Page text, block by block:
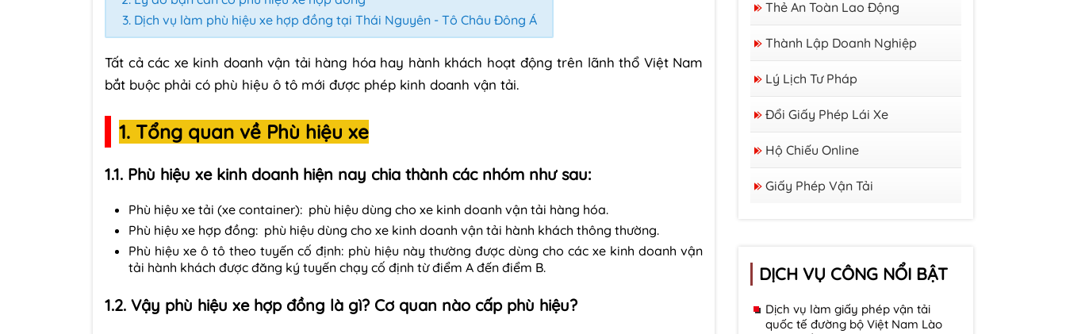
Dịch vụ làm phù hiệu xe hợp đồng tại Thái Nguyên - Tô Châu Đông Á
Tất cả các xe kinh doanh vận tải hàng hóa hay hành khách hoạt động trên lãnh thổ Việt Nam
bắt buộc phải có phù hiệu ô tô mới được phép kinh doanh vận tải.
1. Tổng quan về Phù hiệu xe
1.1. Phù hiệu xe kinh doanh hiện nay chia thành các nhóm như sau:
Phù hiệu xe tải (xe container): phù hiệu dùng cho xe kinh doanh vận tải hàng hóa.
Phù hiệu xe hợp đồng: phù hiệu dùng cho xe kinh doanh vận tải hành khách thông thường.
Phù hiệu xe ô tô theo tuyến cố định: phù hiệu này thường được dùng cho các xe kinh doanh vận
tải hành khách được đăng ký tuyến chạy cố định từ điểm A đến điểm B.
1.2. Vậy phù hiệu xe hợp đồng là gì? Cơ quan nào cấp phù hiệu?
Thẻ An Toàn Lao Động
Thành Lập Doanh Nghiệp
Lý Lịch Tư Pháp
Đổi Giấy Phép Lái Xe
Hộ Chiếu Online
Giấy Phép Vận Tải
DỊCH VỤ CÔNG NỔI BẬT
Dịch vụ làm giấy phép vận tải
quốc tế đường bộ Việt Nam Lào